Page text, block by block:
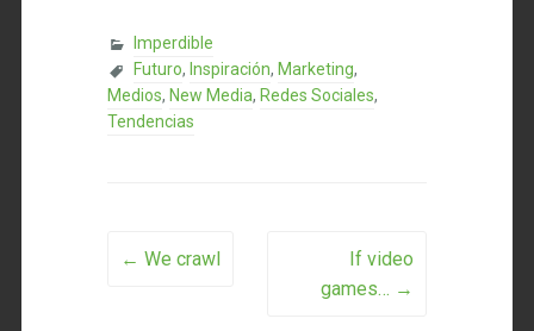
Imperdible
Futuro, Inspiración, Marketing,
Medios, New Media, Redes Sociales,
Tendencias
Post navigation
← We crawl
If video
games… →